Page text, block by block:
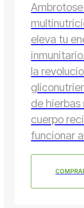
eleva tu
la
de
cuerpo
funcionar